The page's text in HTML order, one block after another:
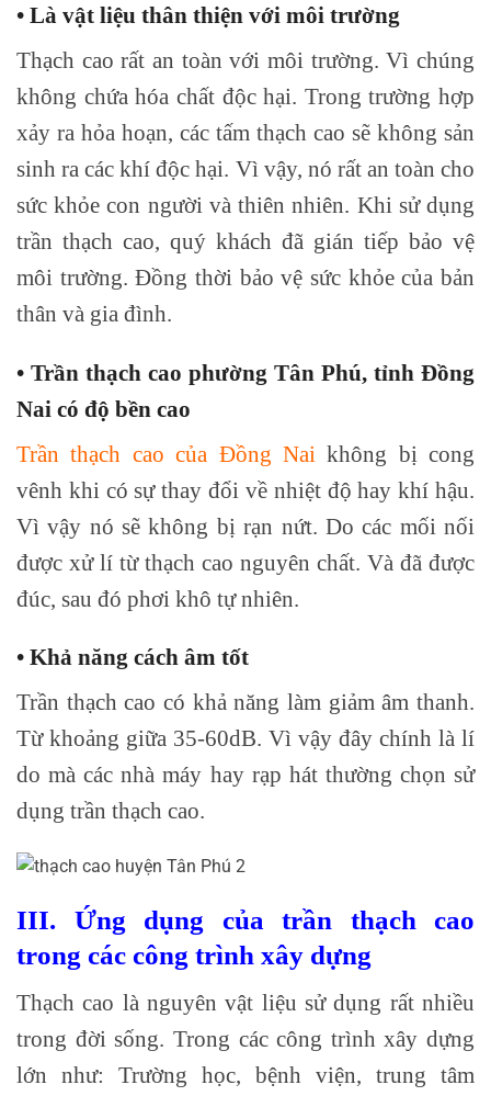
• Là vật liệu thân thiện với môi trường
Thạch cao rất an toàn với môi trường. Vì chúng
không chứa hóa chất độc hại. Trong trường hợp
xảy ra hỏa hoạn, các tấm thạch cao sẽ không sản
sinh ra các khí độc hại. Vì vậy, nó rất an toàn cho
sức khỏe con người và thiên nhiên. Khi sử dụng
trần thạch cao, quý khách đã gián tiếp bảo vệ
môi trường. Đồng thời bảo vệ sức khỏe của bản
thân và gia đình.
• Trần thạch cao phường Tân Phú, tỉnh Đồng
Nai có độ bền cao
Trần thạch cao của Đồng Nai không bị cong
vênh khi có sự thay đổi về nhiệt độ hay khí hậu.
Vì vậy nó sẽ không bị rạn nứt. Do các mối nối
được xử lí từ thạch cao nguyên chất. Và đã được
đúc, sau đó phơi khô tự nhiên.
• Khả năng cách âm tốt
Trần thạch cao có khả năng làm giảm âm thanh.
Từ khoảng giữa 35-60dB. Vì vậy đây chính là lí
do mà các nhà máy hay rạp hát thường chọn sử
dụng trần thạch cao.
III. Ứng dụng của trần thạch cao
trong các công trình xây dựng
Thạch cao là nguyên vật liệu sử dụng rất nhiều
trong đời sống. Trong các công trình xây dựng
lớn như: Trường học, bệnh viện, trung tâm